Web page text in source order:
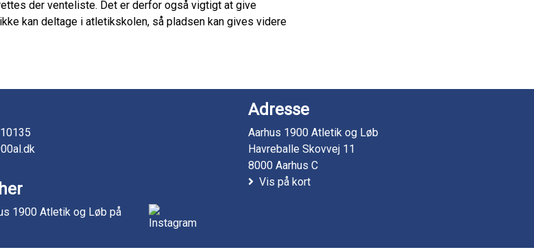
der venteliste. Det er derfor også vigtigt at give
kan deltage i atletikskolen, så pladsen kan gives videre
Adresse
Aarhus 1900 Atletik og Løb
Havreballe Skovvej 11
8000 Aarhus C
Vis på kort